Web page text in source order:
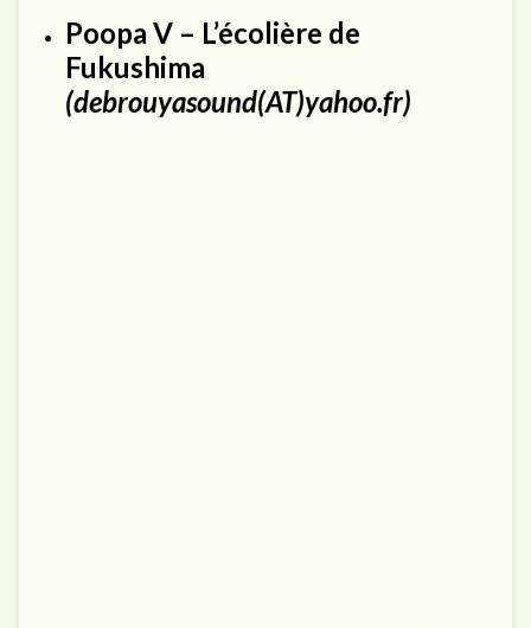
Poopa V – L’écolière de
Fukushima
(debrouyasound(AT)yahoo.fr)